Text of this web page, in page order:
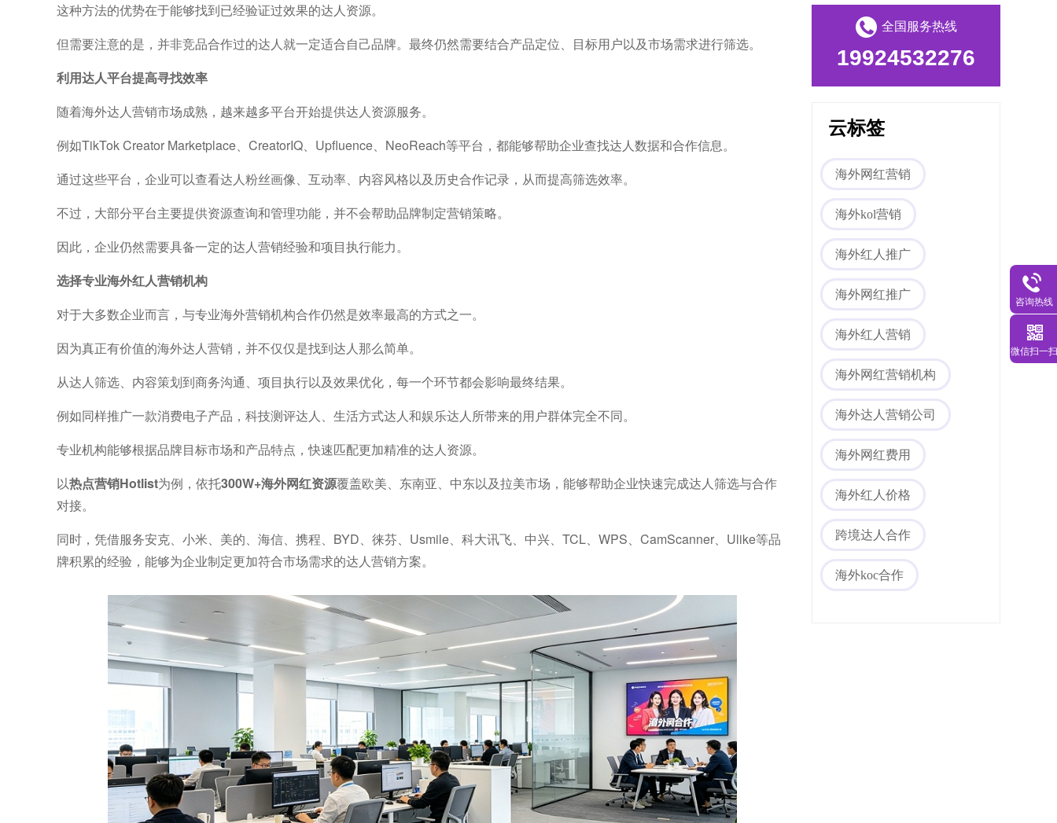
这种方法的优势在于能够找到已经验证过效果的达人资源。
但需要注意的是，并非竞品合作过的达人就一定适合自己品牌。最终仍然需要结合产品定位、目标用户以及市场需求进行筛选。
利用达人平台提高寻找效率
随着海外达人营销市场成熟，越来越多平台开始提供达人资源服务。
例如TikTok Creator Marketplace、CreatorIQ、Upfluence、NeoReach等平台，都能够帮助企业查找达人数据和合作信息。
通过这些平台，企业可以查看达人粉丝画像、互动率、内容风格以及历史合作记录，从而提高筛选效率。
不过，大部分平台主要提供资源查询和管理功能，并不会帮助品牌制定营销策略。
因此，企业仍然需要具备一定的达人营销经验和项目执行能力。
选择专业海外红人营销机构
对于大多数企业而言，与专业海外营销机构合作仍然是效率最高的方式之一。
因为真正有价值的海外达人营销，并不仅仅是找到达人那么简单。
从达人筛选、内容策划到商务沟通、项目执行以及效果优化，每一个环节都会影响最终结果。
例如同样推广一款消费电子产品，科技测评达人、生活方式达人和娱乐达人所带来的用户群体完全不同。
专业机构能够根据品牌目标市场和产品特点，快速匹配更加精准的达人资源。
以热点营销Hotlist为例，依托300W+海外网红资源覆盖欧美、东南亚、中东以及拉美市场，能够帮助企业快速完成达人筛选与合作
对接。
同时，凭借服务安克、小米、美的、海信、携程、BYD、徕芬、Usmile、科大讯飞、中兴、TCL、WPS、CamScanner、Ulike等品
牌积累的经验，能够为企业制定更加符合市场需求的达人营销方案。
全国服务热线
19924532276
云标签
海外网红营销
海外kol营销
海外红人推广
海外网红推广
海外红人营销
海外网红营销机构
海外达人营销公司
海外网红费用
海外红人价格
跨境达人合作
海外koc合作
咨询热线
微信扫一扫